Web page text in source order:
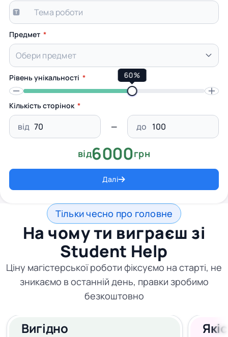
Предмет
Рівень унікальності 60%
Кількість сторінок
від до
від6000грн
Далі
Тільки чесно про головне
На чому ти виграєш зі
Student Help
Ціну магістерської роботи фіксуємо на старті, не
зникаємо в останній день, правки зробимо
безкоштовно
Вигідно